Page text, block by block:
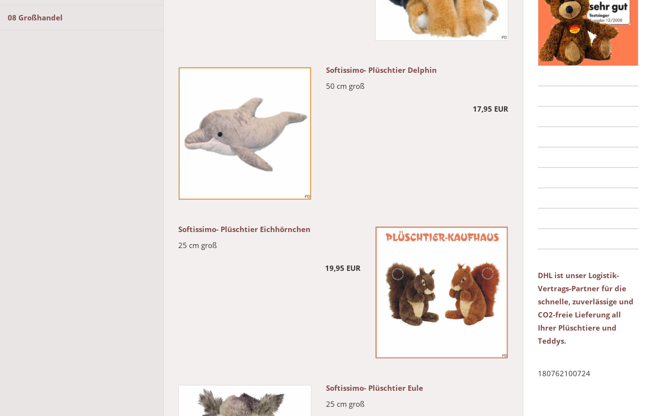
08 Großhandel
Softissimo- Plüschtier Delphin
50 cm groß
17,95 EUR
Softissimo- Plüschtier Eichhörnchen
25 cm groß
19,95 EUR
Softissimo- Plüschtier Eule
25 cm groß
DHL ist unser Logistik-
Vertrags-Partner für die
schnelle, zuverlässige und
CO2-freie Lieferung all
Ihrer Plüschtiere und
Teddys.
180762100724